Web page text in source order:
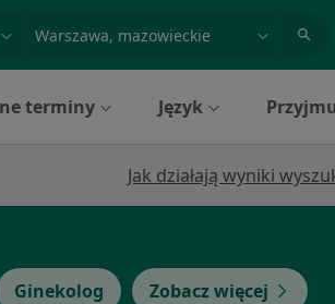
terminy Język
Jak działają wyniki
Ginekolog Zobacz więcej